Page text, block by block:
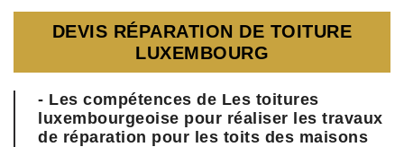
DEVIS RÉPARATION DE TOITURE
LUXEMBOURG
- Les compétences de Les toitures
luxembourgeoise pour réaliser les travaux
de réparation pour les toits des maisons